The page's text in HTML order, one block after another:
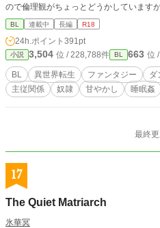
ので倫理観がちょっとどうかしています
街を滅ぼすのはちょっとな～と思いつつ
抵抗がない程度の天・混沌・善。 ※シリルさまのお楽しみ履歴：昏睡レイプ/睡
姦/NTR/視姦/スライムオナホ/種付け（サ
BL 連載中 長編 R18
24h.ポイント 391pt
小説 3,504 位 / 228,788件 BL 663 位
BL 異世界転生 ファンタジー ダ
主従関係
奴隷 甘やかし 睡眠姦
最終
17
The Quiet Matriarch
氷華冥